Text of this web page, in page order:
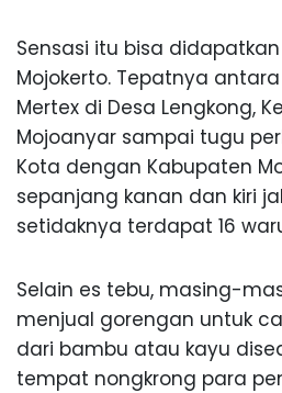
Sensasi itu bisa
Mojokerto. Tepatnya
Mertex di Desa Lengkong,
Mojoanyar sampai tugu
Kota dengan Kabupaten
sepanjang kanan dan kiri
setidaknya terdapat 16
Selain es tebu, masing-
menjual gorengan untuk
dari bambu atau kayu
tempat nongkrong para